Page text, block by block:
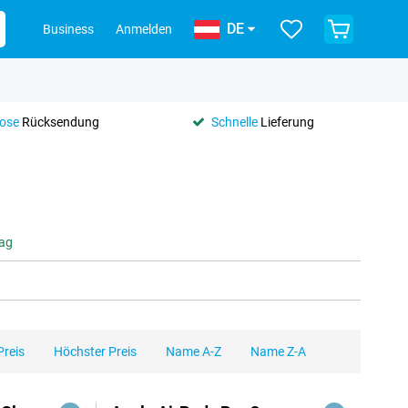
Business Anmelden DE
Rücksendung SchnelleLieferung
Höchster Preis Name A-Z Name Z-A